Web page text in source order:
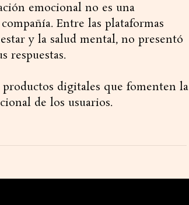
emocional no es una
Entre las plataformas
y la salud mental, no presentó
respuestas.
digitales que fomenten la
de los usuarios.